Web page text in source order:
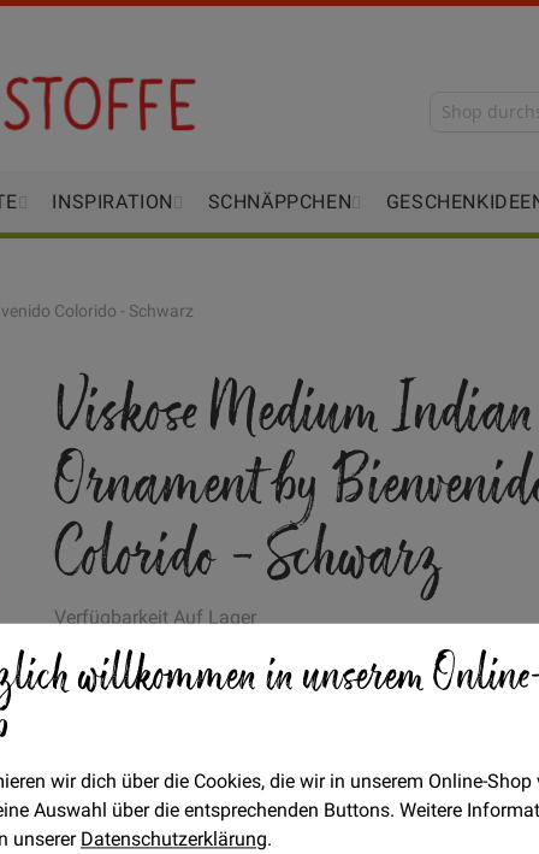
willkommen in unserem
wir dich über die Cookies, die wir in unserem Online-Shop
Auswahl über die entsprechenden Buttons. Weitere
unsererDatenschutzerklärung.
INSPIRATION SCHNÄPPCHEN
Colorido - Schwarz
Viskose Medium Indian
Ornament by
Colorido - Schwarz
Verfügbarkeit Auf Lager
€/METER (Freie Eingabe)
In den Warenkorb